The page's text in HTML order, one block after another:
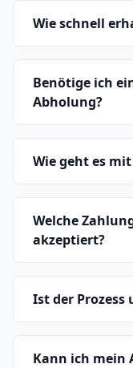
Wie schnell
Benötige ich
Abholung?
Wie geht es
Welche
akzeptiert?
Ist der
Kann ich mein